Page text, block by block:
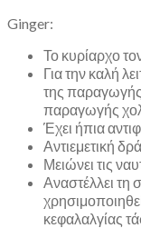
Ginger:
Το κυρίαρχο
Για την καλή
της παραγωγής
παραγωγής
Έχει ήπια
Αντιεμετική
Μειώνει τις
Αναστέλλει τη
κεφαλαλγίας